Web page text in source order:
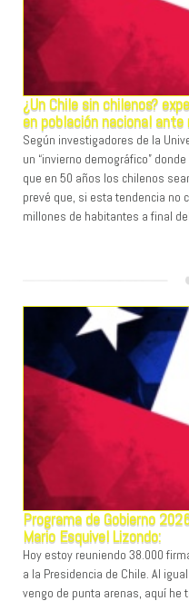
¿Un Chile sin chilenos?
en población nacional
Según investigadores de la
un “invierno demográfico”
que en 50 años los chilenos
prevé que, si esta tendencia no
millones de habitantes a final
Programa de Gobierno
Mario Esquivel Lizondo:
Hoy estoy reuniendo 38.000
a la Presidencia de Chile. Al
vengo de punta arenas, aquí he